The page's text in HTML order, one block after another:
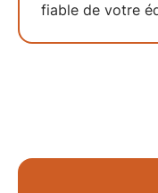
fiable de votre